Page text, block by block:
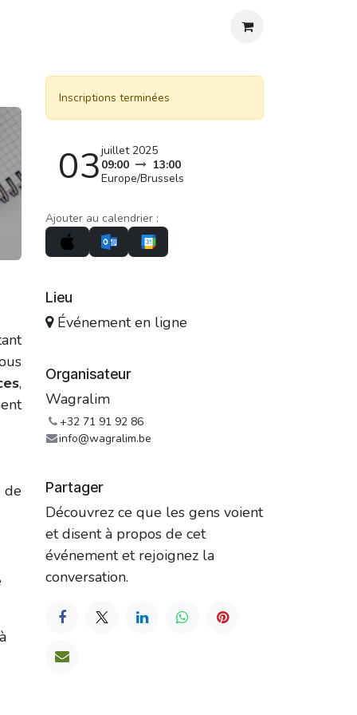
,
de
Inscriptions terminées
03juillet 2025
09:00
13:00
Europe/Brussels
Ajouter au calendrier :
Lieu
Événement en ligne
Organisateur
Wagralim
+32 71 91 92 86
info@wagralim.be
Partager
Découvrez ce que les gens voient
et disent à propos de cet
événement et rejoignez la
conversation.